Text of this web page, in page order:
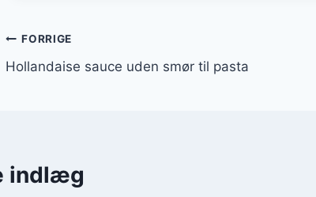
Indlægsnavigation
FORRIGE
Hollandaise sauce uden smør til pasta
indlæg